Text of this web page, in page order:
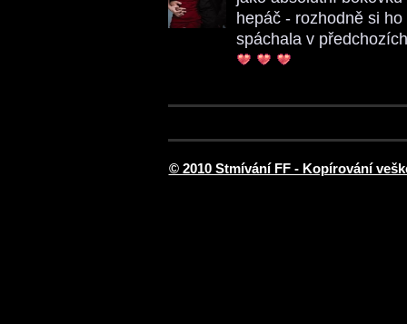
hepáč - rozhodně si
spáchala v
© 2010 Stmívání FF - Kopírování